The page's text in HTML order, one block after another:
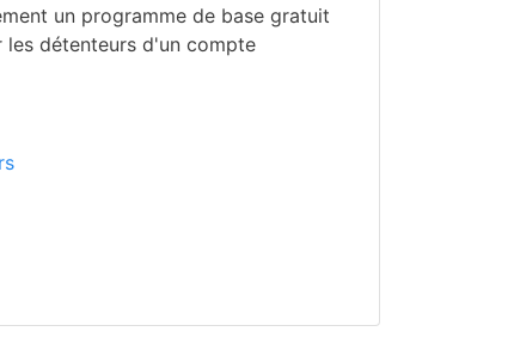
un programme de base gratuit
détenteurs d'un compte